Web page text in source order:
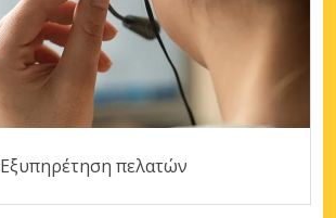
Εξυπηρέτηση πελατών